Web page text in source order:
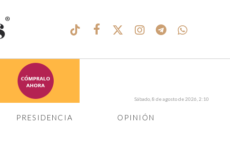
®
PRESIDENCIA OPINIÓN
Sábado, 8 de agosto de 2026, 2:10